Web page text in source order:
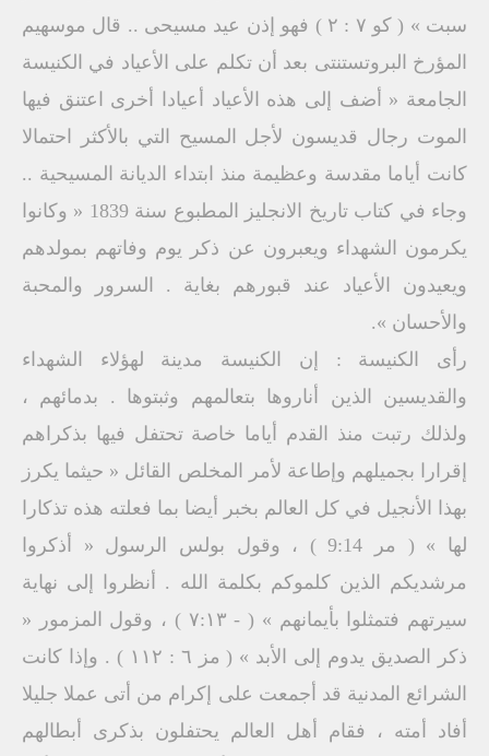
سبت » ( كو ٧ : ٢ ) فهو إذن عيد مسیحی .. قال موسهيم
المؤرخ البروتستنتى بعد أن تكلم على الأعياد في الكنيسة
الجامعة « أضف إلى هذه الأعياد أعيادا أخرى اعتنق فيها
الموت رجال قديسون لأجل المسيح التي بالأكثر احتمالا
كانت أياما مقدسة وعظيمة منذ ابتداء الديانة المسيحية ..
وجاء في كتاب تاريخ الانجليز المطبوع سنة 1839 « وكانوا
يكرمون الشهداء ويعبرون عن ذكر يوم وفاتهم بمولدهم
ويعيدون الأعياد عند قبورهم بغاية . السرور والمحبة
والأحسان ».
رأى الكنيسة : إن الكنيسة مدينة لهؤلاء الشهداء
والقديسين الذين أناروها بتعالمهم وثبتوها . بدمائهم ،
ولذلك رتبت منذ القدم أياما خاصة تحتفل فيها بذكراهم
إقرارا بجميلهم وإطاعة لأمر المخلص القائل « حيثما يكرز
بهذا الأنجيل في كل العالم بخبر أيضا بما فعلته هذه تذكارا
لها » ( مر 9:14 ) ، وقول بولس الرسول « أذكروا
مرشديكم الذين كلموكم بكلمة الله . أنظروا إلى نهاية
سيرتهم فتمثلوا بأيمانهم » ( - ۷:۱۳ ) ، وقول المزمور «
ذكر الصديق يدوم إلى الأبد » ( مز ٦ : ١١٢ ) . وإذا كانت
الشرائع المدنية قد أجمعت على إكرام من أتى عملا جليلا
أفاد أمته ، فقام أهل العالم يحتفلون بذكرى أبطالهم